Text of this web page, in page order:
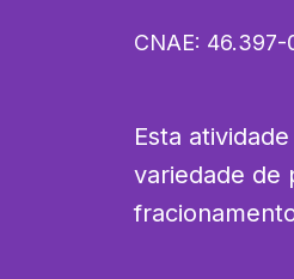
CNAE: 46.397-
Esta
variedade de